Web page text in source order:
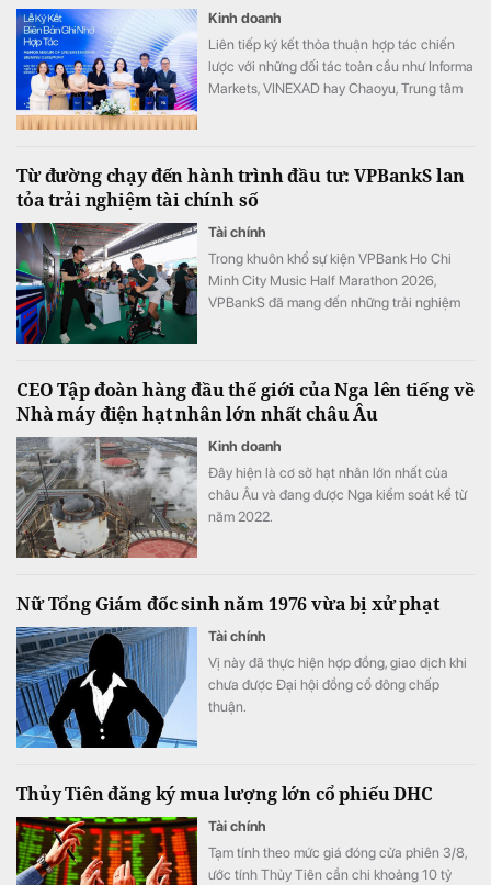
Kinh doanh
Liên tiếp ký kết thỏa thuận hợp tác chiến
lược với những đối tác toàn cầu như Informa
Markets, VINEXAD hay Chaoyu, Trung tâm
Từ đường chạy đến hành trình đầu tư: VPBankS lan
tỏa trải nghiệm tài chính số
Tài chính
Trong khuôn khổ sự kiện VPBank Ho Chi
Minh City Music Half Marathon 2026,
VPBankS đã mang đến những trải nghiệm
Invest.
CEO Tập đoàn hàng đầu thế giới của Nga lên tiếng về
Nhà máy điện hạt nhân lớn nhất châu Âu
Kinh doanh
Đây hiện là cơ sở hạt nhân lớn nhất của
châu Âu và đang được Nga kiểm soát kể từ
năm 2022.
Nữ Tổng Giám đốc sinh năm 1976 vừa bị xử phạt
Tài chính
Vị này đã thực hiện hợp đồng, giao dịch khi
chưa được Đại hội đồng cổ đông chấp
thuận.
Thủy Tiên đăng ký mua lượng lớn cổ phiếu DHC
Tài chính
Tạm tính theo mức giá đóng cửa phiên 3/8,
ước tính Thủy Tiên cần chi khoảng 10 tỷ